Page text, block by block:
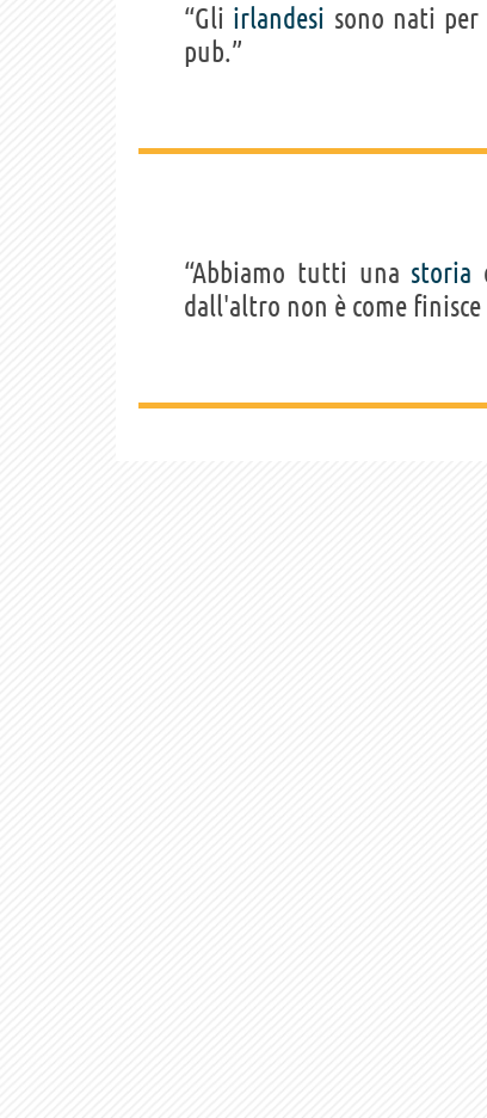
“Gli irlandesi sono nati
pub.”
“Abbiamo tutti una storia
dall'altro non è come finisce